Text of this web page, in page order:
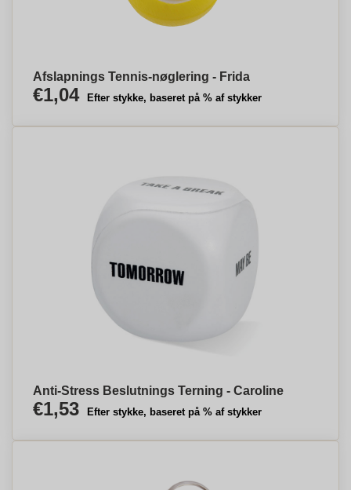
Afslapnings Tennis-nøglering - Frida
€1,04 Efter stykke, baseret på % af stykker
Anti-Stress Beslutnings Terning - Caroline
€1,53 Efter stykke, baseret på % af stykker